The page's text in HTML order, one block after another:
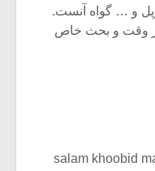
و … گواه آنست.
وقت و بحث خاص
salam khoobid